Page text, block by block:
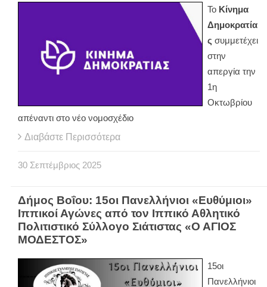
Το Κίνημα
Δημοκρατία
ς συμμετέχει
στην
απεργία την
1η
Οκτωβρίου
απέναντι στο νέο νομοσχέδιο
Διαβάστε Περισσότερα
30 Σεπτέμβριος 2025
Δήμος Βοΐου: 15οι Πανελλήνιοι «Ευθύμιοι»
Ιππικοί Αγώνες από τον Ιππικό Αθλητικό
Πολιτιστικό Σύλλογο Σιάτιστας «Ο ΑΓΙΟΣ
ΜΟΔΕΣΤΟΣ»
15οι
Πανελλήνιοι